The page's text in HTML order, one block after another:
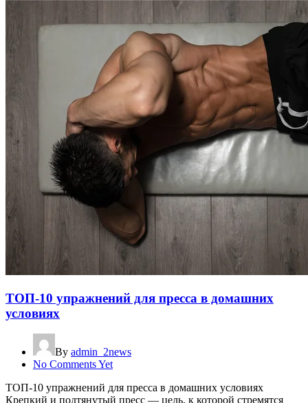
ТОП-10 упражнений для пресса в домашних
условиях
By admin_2news
No Comments Yet
ТОП-10 упражнений для пресса в домашних условиях
Крепкий и подтянутый пресс — цель, к которой стремятся